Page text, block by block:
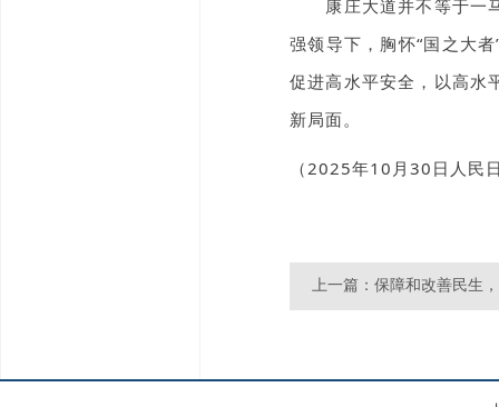
康庄大道并不等于一马
强领导下，胸怀“国之大
促进高水平安全，以高水
新局面。
（2025年10月30日人民